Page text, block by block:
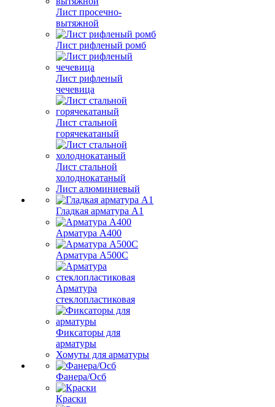
Лист просечно-
вытяжной
Лист рифленый ромб
Лист рифленый
чечевица
Лист стальной
горячекатаный
Лист стальной
холоднокатаный
Лист алюминиевый
Гладкая арматура А1
Арматура А400
Арматура A500C
Арматура
стеклопластиковая
Фиксаторы для
арматуры
Хомуты для арматуры
Фанера/Осб
Краски